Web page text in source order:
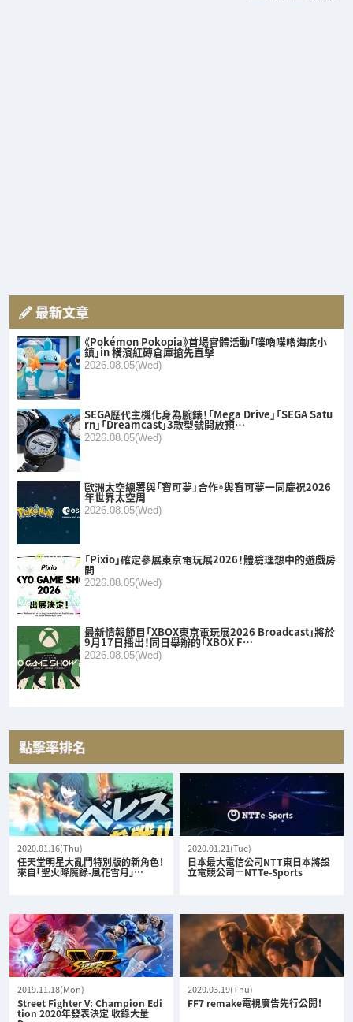
最新文章
《Pokémon Pokopia》首場實體活動「噗嚕噗嚕海底小
鎮」in 橫濱紅磚倉庫搶先直擊
2026.08.05(Wed)
SEGA歷代主機化身為腕錶！「Mega Drive」「SEGA Satu
rn」「Dreamcast」3款型號開放預…
2026.08.05(Wed)
歐洲太空總署與「寶可夢」合作。與寶可夢一同慶祝2026
年世界太空周
2026.08.05(Wed)
「Pixio」確定參展東京電玩展2026！體驗理想中的遊戲房
間
2026.08.05(Wed)
最新情報節目「XBOX東京電玩展2026 Broadcast」將於
9月17日播出！同日舉辦的「XBOX F…
2026.08.05(Wed)
點擊率排名
2020.01.16(Thu)
任天堂明星大亂鬥特別版的新角色！
來自「聖火降魔錄-風花雪月」…
2020.01.21(Tue)
日本最大電信公司NTT東日本將設
立電競公司—NTTe-Sports
2019.11.18(Mon)
Street Fighter V: Champion Edi
tion 2020年發表決定 收錄大量
2020.03.19(Thu)
FF7 remake電視廣告先行公開！